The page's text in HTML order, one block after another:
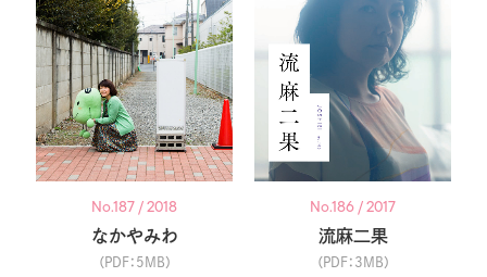
No.187 / 2018
なかやみわ
（PDF：5MB）
No.186 / 2017
流麻二果
（PDF：3MB）